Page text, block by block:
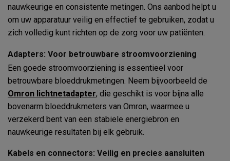
nauwkeurige en consistente metingen. Ons aanbod helpt u
om uw apparatuur veilig en effectief te gebruiken, zodat u
zich volledig kunt richten op de zorg voor uw patiënten.
Adapters: Voor betrouwbare stroomvoorziening
Een goede stroomvoorziening is essentieel voor
betrouwbare bloeddrukmetingen. Neem bijvoorbeeld de
Omron lichtnetadapter, die geschikt is voor bijna alle
bovenarm bloeddrukmeters van Omron, waarmee u
verzekerd bent van een stabiele energiebron en
nauwkeurige resultaten bij elk gebruik.
Kabels en connectors: Veilig en precies aansluiten